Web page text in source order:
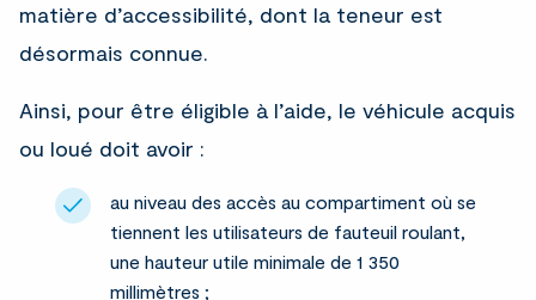
matière d’accessibilité, dont la teneur est
désormais connue.
Ainsi, pour être éligible à l’aide, le véhicule acquis
ou loué doit avoir :
au niveau des accès au compartiment où se
tiennent les utilisateurs de fauteuil roulant,
une hauteur utile minimale de 1 350
millimètres ;